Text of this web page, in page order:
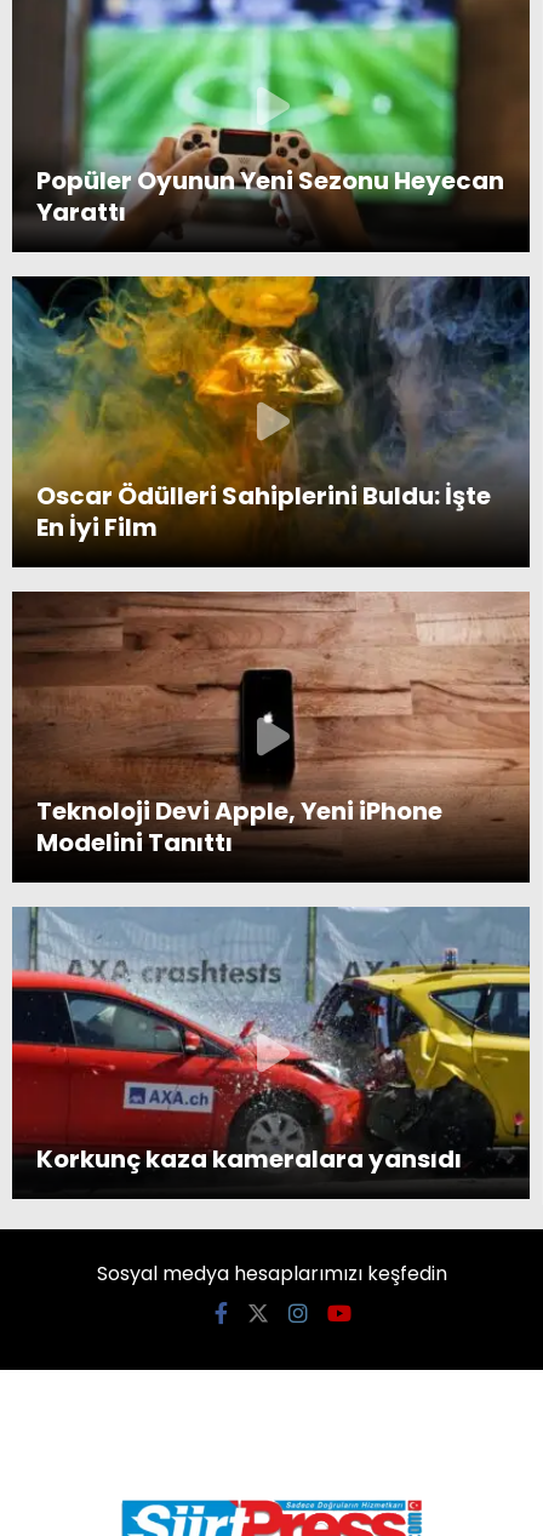
Popüler Oyunun Yeni Sezonu Heyecan
Yarattı
Oscar Ödülleri Sahiplerini Buldu: İşte
En İyi Film
Teknoloji Devi Apple, Yeni iPhone
Modelini Tanıttı
Korkunç kaza kameralara yansıdı
Sosyal medya hesaplarımızı keşfedin